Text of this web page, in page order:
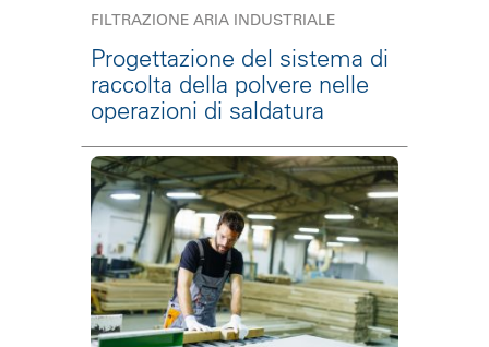
FILTRAZIONE ARIA INDUSTRIALE
Progettazione del sistema di
raccolta della polvere nelle
operazioni di saldatura